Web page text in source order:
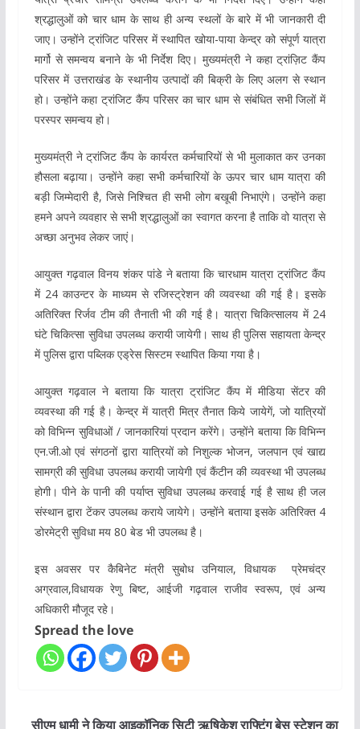
श्रद्धालुओं को चार धाम के साथ ही अन्य स्थलों के बारे में भी जानकारी दी
जाए। उन्होंने ट्रांजिट परिसर में स्थापित खोया-पाया केन्द्र को संपूर्ण यात्रा
मार्गो से समन्वय बनाने के भी निर्देश दिए। मुख्यमंत्री ने कहा ट्रांज़िट कैंप
परिसर में उत्तराखंड के स्थानीय उत्पादों की बिक्री के लिए अलग से स्थान
हो। उन्होंने कहा ट्रांजिट कैंप परिसर का चार धाम से संबंधित सभी जिलों में
परस्पर समन्वय हो।
मुख्यमंत्री ने ट्रांजिट कैंप के कार्यरत कर्मचारियों से भी मुलाकात कर उनका
हौसला बढ़ाया। उन्होंने कहा सभी कर्मचारियों के ऊपर चार धाम यात्रा की
बड़ी जिम्मेदारी है, जिसे निश्चित ही सभी लोग बखूबी निभाएंगे। उन्होंने कहा
हमने अपने व्यवहार से सभी श्रद्धालुओं का स्वागत करना है ताकि वो यात्रा से
अच्छा अनुभव लेकर जाएं।
आयुक्त गढ़वाल विनय शंकर पांडे ने बताया कि चारधाम यात्रा ट्रांजिट कैंप
में 24 काउन्टर के माध्यम से रजिस्ट्रेशन की व्यवस्था की गई है। इसके
अतिरिक्त रिर्जव टीम की तैनाती भी की गई है। यात्रा चिकित्सालय में 24
घंटे चिकित्सा सुविधा उपलब्ध करायी जायेगी। साथ ही पुलिस सहायता केन्द्र
में पुलिस द्वारा पब्लिक एड्रेस सिस्टम स्थापित किया गया है।
आयुक्त गढ़वाल ने बताया कि यात्रा ट्रांजिट कैंप में मीडिया सेंटर की
व्यवस्था की गई है। केन्द्र में यात्री मित्र तैनात किये जायेगें, जो यात्रियों
को विभिन्न सुविधाओं / जानकारियां प्रदान करेंगे। उन्होंने बताया कि विभिन्न
एन.जी.ओ एवं संगठनों द्वारा यात्रियों को निशुल्क भोजन, जलपान एवं खाद्य
सामग्री की सुविधा उपलब्ध करायी जायेगी एवं कैंटीन की व्यवस्था भी उपलब्ध
होगी। पीने के पानी की पर्याप्त सुविधा उपलब्ध करवाई गई है साथ ही जल
संस्थान द्वारा टेंकर उपलब्ध कराये जायेगे। उन्होंने बताया इसके अतिरिक्त 4
डोरमेट्री सुविधा मय 80 बेड भी उपलब्ध है।
इस अवसर पर कैबिनेट मंत्री सुबोध उनियाल, विधायक प्रेमचंद्र
अग्रवाल,विधायक रेणु बिष्ट, आईजी गढ़वाल राजीव स्वरूप, एवं अन्य
अधिकारी मौजूद रहे।
Spread the love
सीएम धामी ने किया आइकॉनिक सिटी ऋषिकेश राफ्टिंग बेस स्टेशन का